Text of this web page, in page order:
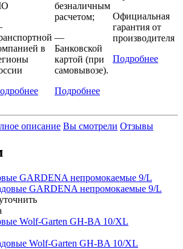
в
безналичным
расчетом;
—
Банковской
картой (при
самовывозе).
Подробнее
Официальная
гарантия от
производителя
Подробнее
описание Вы смотрели Отзывы
GARDENA непромокаемые 9/L
Wolf-Garten GH-BA 10/XL